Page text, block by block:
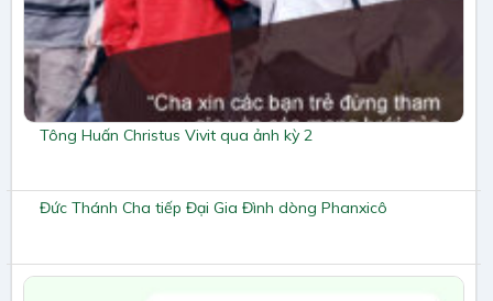
Tông Huấn Christus Vivit qua ảnh kỳ 2
Đức Thánh Cha tiếp Đại Gia Đình dòng Phanxicô